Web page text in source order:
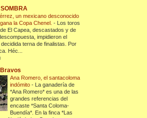
SOMBRA
un mexicano desconocido
la Copa Chenel.- Los toros
El Capea, descastados y de
impidieron el
terna de finalistas. Por
Héc...
Ana Romero, el santacoloma
indómito- La ganadería de
*Ana Romero* es una de las
grandes referencias del
encaste *Santa Coloma-
Buendía*. En la finca *Las